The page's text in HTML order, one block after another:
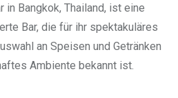
in Bangkok, Thailand, ist eine
Bar, die für ihr spektakuläres
an Speisen und Getränken
Ambiente bekannt ist.